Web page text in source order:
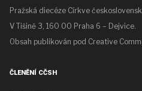
Pražská diecéze Církve
V Tišině 3, 160 00 Praha 6 – Dejvice.
Obsah publikován pod Creative
ČLENĚNÍ CČSH